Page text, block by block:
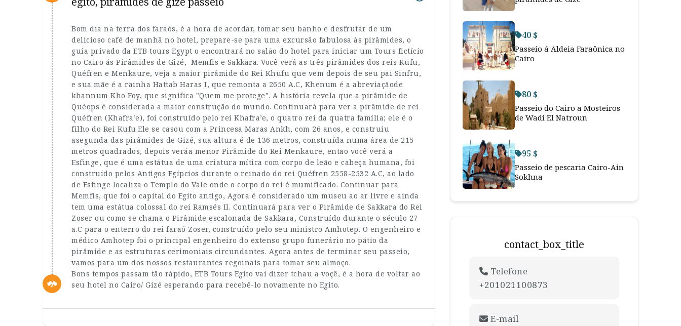
Bom dia na terra dos faraós, é a hora de acordar, tomar seu banho e desfrutar de um
delicioso café de manhã no hotel, prepare-se para uma excursão fabulosa às pirâmides, o
guía privado da ETB tours Egypt o encontrará no salão do hotel para iniciar um Tours fictício
no Cairo ás Pirâmides de Gizé, Memfis e Sakkara. Você verá as três pirâmides dos reis Kufu,
Quéfren e Menkaure, veja a maior pirâmide do Rei Khufu que vem depois de seu pai Sinfru,
e sua mãe é a rainha Hattab Haras I, que remonta a 2650 A.C, Khenum é a abreviaçãode
khannum Kho Foy, que significa "Quem me protege". A história revela que a pirâmide de
Quéops é considerada a maior construção do mundo. Continuará para ver a pirâmide de rei
Quéfren (Khafra’e), foi construído pelo rei Khafra’e, o quatro rei da quatra família; ele é o
filho do Rei Kufu.Ele se casou com a Princesa Maras Ankh, com 26 anos, e construiu
asegunda das pirâmides de Gizé, sua altura é de 136 metros, construída numa área de 215
metros quadrados, depois veráa menor Pirâmide do Rei Menkaure, então você verá a
Esfinge, que é uma estátua de uma criatura mítica com corpo de leão e cabeça humana, foi
construído pelos Antigos Egípcios durante o reinado do rei Quéfren 2558-2532 A.C, ao lado
de Esfinge localiza o Templo do Vale onde o corpo do rei é mumificado. Continuar para
Memfis, que foi o capital do Egito antigo, Agora é considerado um museu ao ar livre e ainda
tem uma estátua colossal do rei Ramsés II. Continuará para ver o Pirâmide de Sakkara do Rei
Zoser ou como se chama o Pirâmide escalonada de Sakkara, Construído durante o século 27
a.C para o enterro do rei faraó Zoser, construído pelo seu ministro Amhotep. O engenheiro e
médico Amhotep foi o principal engenheiro do extenso grupo funerário no pátio da
pirâmide e as estruturas cerimoniais circundantes. Agora antes de terminar seu passeio,
vamos para um dos nossos restaurantes regoinais para tomar seu almoço.
Bons tempos passam tão rápido, ETB Tours Egito vai dizer tchau a voçê, é a hora de voltar ao
seu hotel no Cairo/ Gizé esperando para recebê-lo novamente no Egito.
40 $
Passeio á Aldeia Faraônica no
Cairo
80 $
Passeio do Cairo a Mosteiros
de Wadi El Natroun
95 $
Passeio de pescaria Cairo-Ain
Sokhna
contact_box_title
Telefone
+201021100873
E-mail